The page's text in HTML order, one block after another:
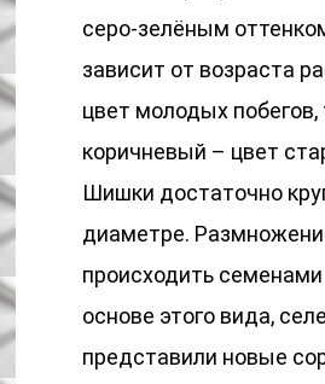
серо-зелёным
зависит от возраста
цвет молодых побегов,
коричневый – цвет
Шишки достаточно
диаметре.
происходить
основе этого вида,
представили новые